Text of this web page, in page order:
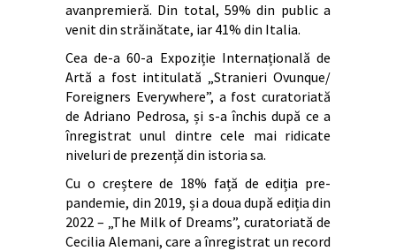
avanpremieră. Din total, 59% din public a
venit din străinătate, iar 41% din Italia.
Cea de-a 60-a Expoziție Internațională de
Artă a fost intitulată „Stranieri Ovunque/
Foreigners Everywhere”, a fost curatoriată
de Adriano Pedrosa, și s-a închis după ce a
înregistrat unul dintre cele mai ridicate
niveluri de prezență din istoria sa.
Cu o creștere de 18% față de ediția pre-
pandemie, din 2019, și a doua după ediția din
2022 – „The Milk of Dreams”, curatoriată de
Cecilia Alemani, care a înregistrat un record